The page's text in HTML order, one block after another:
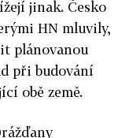
jinak. Česko
HN mluvily,
plánovanou
při budování
obě země.